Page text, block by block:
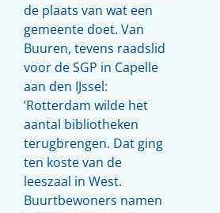
de plaats van wat een
gemeente doet. Van
Buuren, tevens raadslid
voor de SGP in Capelle
aan den IJssel:
‘Rotterdam wilde het
aantal bibliotheken
terugbrengen. Dat ging
ten koste van de
leeszaal in West.
Buurtbewoners namen